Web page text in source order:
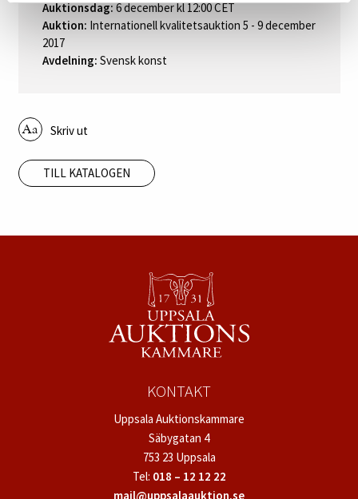
Auktionsdag:6 december kl 12:00 CET
Auktion: Internationell kvalitetsauktion 5 - 9 december
2017
Avdelning: Svensk konst
Skriv ut
TILL KATALOGEN
KONTAKT
Uppsala Auktionskammare
Säbygatan 4
753 23 Uppsala
Tel: 018 – 12 12 22
mail@uppsalaauktion.se